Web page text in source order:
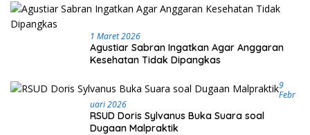
1 Maret 2026
Agustiar Sabran Ingatkan Agar Anggaran
Kesehatan Tidak Dipangkas
9
Febr
Uari 2026
RSUD Doris Sylvanus Buka Suara soal
Dugaan Malpraktik